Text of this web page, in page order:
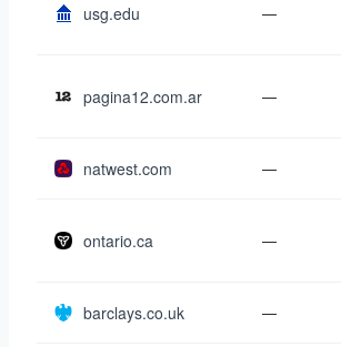
usg.edu —
pagina12.com.ar —
natwest.com —
ontario.ca —
barclays.co.uk —